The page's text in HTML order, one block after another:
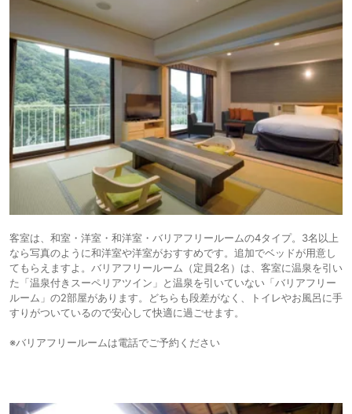
客室は、和室・洋室・和洋室・バリアフリールームの4タイプ。3名以上
なら写真のように和洋室や洋室がおすすめです。追加でベッドが用意し
てもらえますよ。バリアフリールーム（定員2名）は、客室に温泉を引い
た「温泉付きスーペリアツイン」と温泉を引いていない「バリアフリー
ルーム」の2部屋があります。どちらも段差がなく、トイレやお風呂に手
すりがついているので安心して快適に過ごせます。
※バリアフリールームは電話でご予約ください